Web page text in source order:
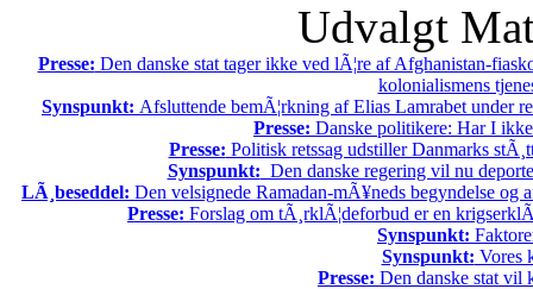
Udvalgt
Presse: Den danske stat tager ikke ved lÃ¦re af Afghanistan-
kolonialismens
Synspunkt: Afsluttende bemÃ¦rkning af Elias Lamrabet under
Presse: Danske politikere: Har I
Presse: Politisk retssag udstiller Danmarks
Synspunkt: Den danske regering vil nu
LÃ¸beseddel: Den velsignede Ramadan-mÃ¥neds begyndelse og
Presse: Forslag om tÃ¸rklÃ¦deforbud er en
Synspunkt:
Synspunkt: Vores
Presse: Den danske stat vil